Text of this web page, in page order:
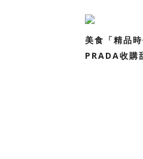
美食「精品
PRADA收購